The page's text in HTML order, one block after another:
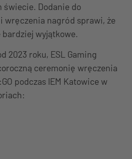
świecie. Dodanie do
wręczenia nagród sprawi, że
bardziej wyjątkowe.
2023 roku, ESL Gaming
ceremonię wręczenia
podczas IEM Katowice w